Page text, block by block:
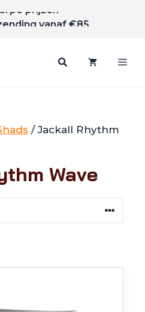
vanaf €85
/ Jackall Rhythm
Wave